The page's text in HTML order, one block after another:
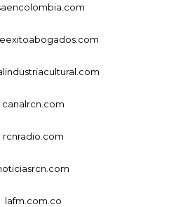
canalrcn.com
rcnradio.com
lafm.com.co